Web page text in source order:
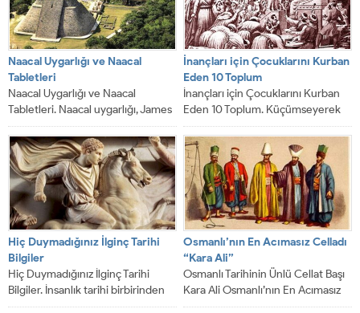
Naacal Uygarlığı ve Naacal
Tabletleri
Naacal Uygarlığı ve Naacal
Tabletleri. Naacal uygarlığı, James
Churcward’ın ortaya attığı ve var
olduğunu iddia...
İnançları için Çocuklarını Kurban
Eden 10 Toplum
İnançları için Çocuklarını Kurban
Eden 10 Toplum. Küçümseyerek
ya tiksinerek de olsa sık sık eski...
Hiç Duymadığınız İlginç Tarihi
Bilgiler
Hiç Duymadığınız İlginç Tarihi
Bilgiler. İnsanlık tarihi birbirinden
ilginç ve garip gerçeklerle dolu. Şu
Osmanlı’nın En Acımasız Celladı
“Kara Ali”
Osmanlı Tarihinin Ünlü Cellat Başı
Kara Ali Osmanlı’nın En Acımasız
Celladı “Kara Ali”. Osmanlı